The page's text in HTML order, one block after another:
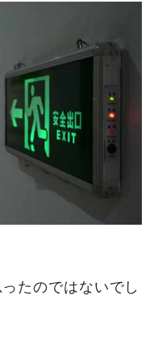
たのではないでし